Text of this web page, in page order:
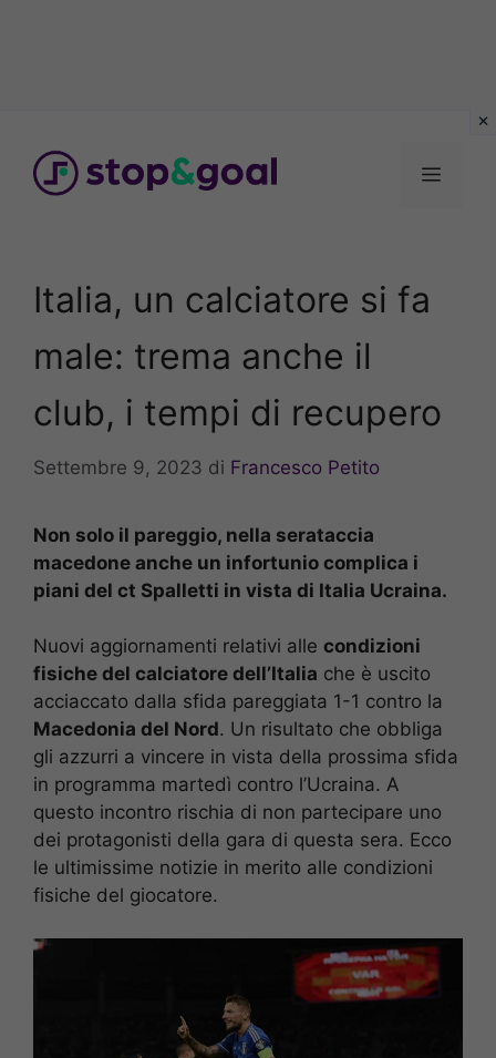
contenuto
Menu
Italia, un calciatore si fa
male: trema anche il
club, i tempi di recupero
Settembre 9, 2023 di Francesco Petito
Non solo il pareggio, nella serataccia
macedone anche un infortunio complica i
piani del ct Spalletti in vista di Italia Ucraina.
Nuovi aggiornamenti relativi alle condizioni
fisiche del calciatore dell’Italia che è uscito
acciaccato dalla sfida pareggiata 1-1 contro la
Macedonia del Nord. Un risultato che obbliga
gli azzurri a vincere in vista della prossima sfida
in programma martedì contro l’Ucraina. A
questo incontro rischia di non partecipare uno
dei protagonisti della gara di questa sera. Ecco
le ultimissime notizie in merito alle condizioni
fisiche del giocatore.